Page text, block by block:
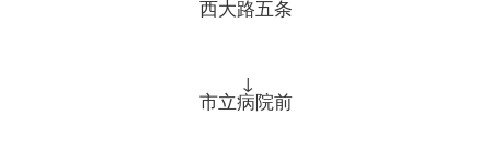
西大路五条
↓
市立病院前